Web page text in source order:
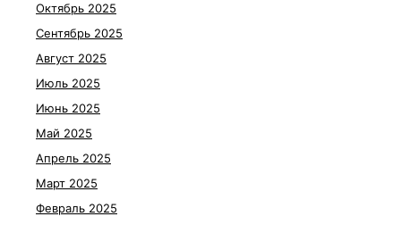
Октябрь 2025
Сентябрь 2025
Август 2025
Июль 2025
Июнь 2025
Май 2025
Апрель 2025
Март 2025
Февраль 2025